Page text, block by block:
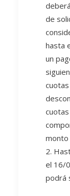
de
hasta
un
monto
2.
el 16/
podrá